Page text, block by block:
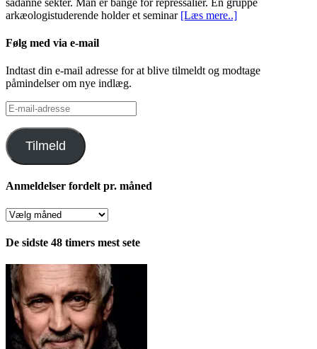
arkæologistuderende holder et seminar [Læs mere..]
Følg med via e-mail
Indtast din e-mail adresse for at blive tilmeldt og modtage
påmindelser om nye indlæg.
E-
mail-
adresse
Tilmeld
Anmeldelser fordelt pr. måned
Anmeldelser
pr.
De sidste 48 timers mest sete